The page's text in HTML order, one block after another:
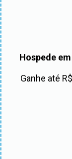
Hospede
Ganhe até